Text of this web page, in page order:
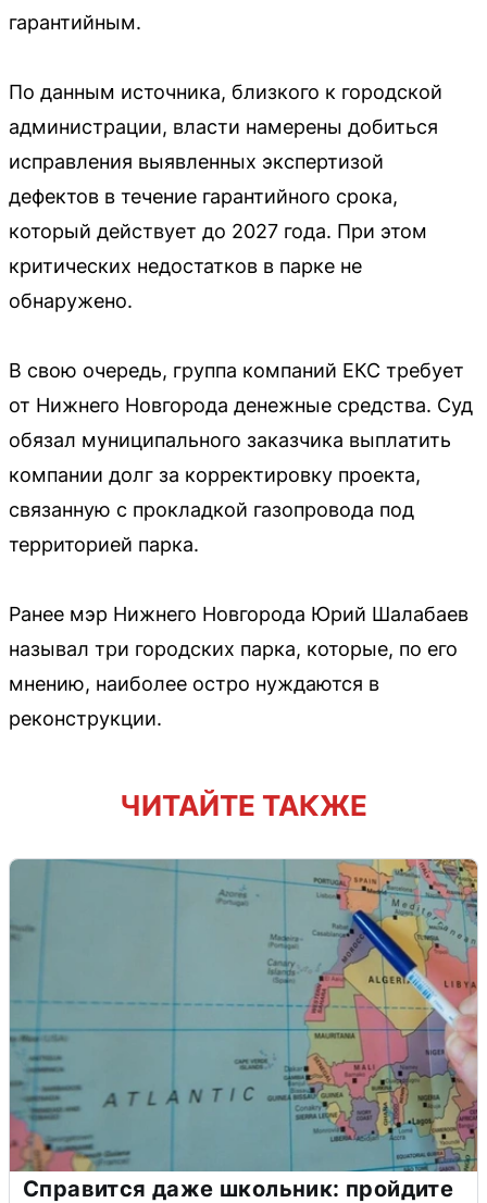
гарантийным.
По данным источника, близкого к городской
администрации, власти намерены добиться
исправления выявленных экспертизой
дефектов в течение гарантийного срока,
который действует до 2027 года. При этом
критических недостатков в парке не
обнаружено.
В свою очередь, группа компаний ЕКС требует
от Нижнего Новгорода денежные средства. Суд
обязал муниципального заказчика выплатить
компании долг за корректировку проекта,
связанную с прокладкой газопровода под
территорией парка.
Ранее мэр Нижнего Новгорода Юрий Шалабаев
называл три городских парка, которые, по его
мнению, наиболее остро нуждаются в
реконструкции.
ЧИТАЙТЕ ТАКЖЕ
Справится даже школьник: пройдите